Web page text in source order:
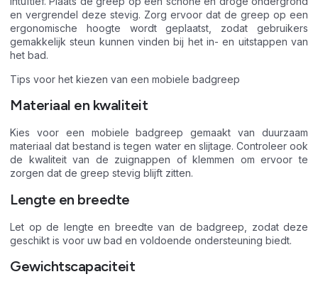
en vergrendel deze stevig. Zorg ervoor dat de greep op een
ergonomische hoogte wordt geplaatst, zodat gebruikers
gemakkelijk steun kunnen vinden bij het in- en uitstappen van
het bad.
Tips voor het kiezen van een mobiele badgreep
Materiaal en kwaliteit
Kies voor een mobiele badgreep gemaakt van duurzaam
materiaal dat bestand is tegen water en slijtage. Controleer ook
de kwaliteit van de zuignappen of klemmen om ervoor te
zorgen dat de greep stevig blijft zitten.
Lengte en breedte
Let op de lengte en breedte van de badgreep, zodat deze
geschikt is voor uw bad en voldoende ondersteuning biedt.
Gewichtscapaciteit